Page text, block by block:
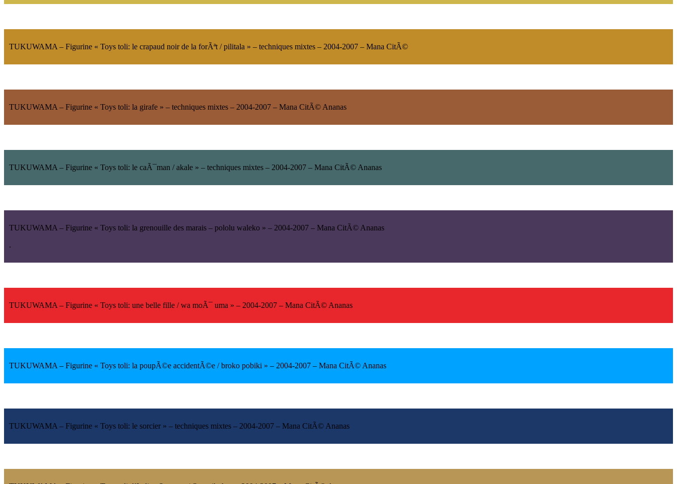
TUKUWAMA – Figurine « Toys toli: le crapaud noir de la forÃªt /pilitala » – techniques mixtes – 2004-2007 – Mana CitÃ©
TUKUWAMA – Figurine « Toys toli: la girafe » – techniques mixtes – 2004-2007 – Mana CitÃ© Ananas
TUKUWAMA – Figurine « Toys toli: le caÃ¯man /akale » – techniques mixtes – 2004-2007 – Mana CitÃ© Ananas
TUKUWAMA – Figurine « Toys toli: la grenouille des marais – pololu waleko » – 2004-2007 – Mana CitÃ© Ananas
.
TUKUWAMA – Figurine « Toys toli: une belle fille /wa moÃ¯ uma » – 2004-2007 – Mana CitÃ© Ananas
TUKUWAMA – Figurine « Toys toli: la poupÃ©e accidentÃ©e /broko pobiki » – 2004-2007 – Mana CitÃ© Ananas
TUKUWAMA – Figurine « Toys toli: le sorcier » – techniques mixtes – 2004-2007 – Mana CitÃ© Ananas